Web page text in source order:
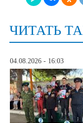
ЧИТАТЬ
04.08.2026 - 16:03